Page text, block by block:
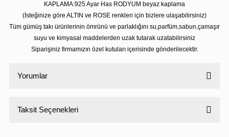
KAPLAMA:925 Ayar Has RODYUM beyaz kaplama
(İsteğinize göre ALTIN ve ROSE renkleri için bizlere ulaşabilirsiniz)
Tüm gümüş takı ürünlerinin ömrünü ve parlaklığını su,parfüm,sabun,çamaşır
suyu ve kimyasal maddelerden uzak tutarak uzatabilirsiniz
Siparişiniz firmamızın özel kutuları içerisinde gönderilecektir.
Yorumlar
Taksit Seçenekleri